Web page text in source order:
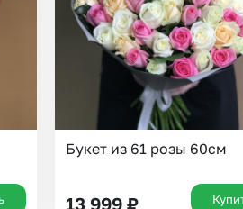
Букет из 61 розы 60см
13 999 ₽